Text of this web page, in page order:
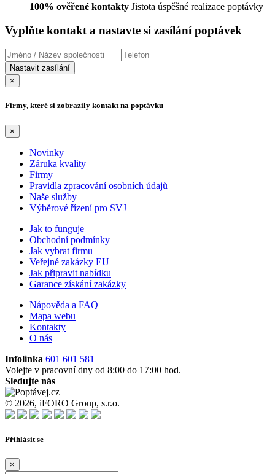
100% ověřené kontakty Jistota úspěšné realizace poptávky
Vyplňte kontakt a nastavte si zasílání poptávek
×
Firmy, které si zobrazily kontakt na poptávku
×
Novinky
Záruka kvality
Firmy
Pravidla zpracování osobních údajů
Naše služby
Výběrové řízení pro SVJ
Jak to funguje
Obchodní podmínky
Jak vybrat firmu
Veřejné zakázky EU
Jak připravit nabídku
Garance získání zakázky
Nápověda a FAQ
Mapa webu
Kontakty
O nás
Infolinka 601 601 581
Volejte v pracovní dny od 8:00 do 17:00 hod.
Sledujte nás
© 2026, iFORO Group, s.r.o.
Příhlásit se
×